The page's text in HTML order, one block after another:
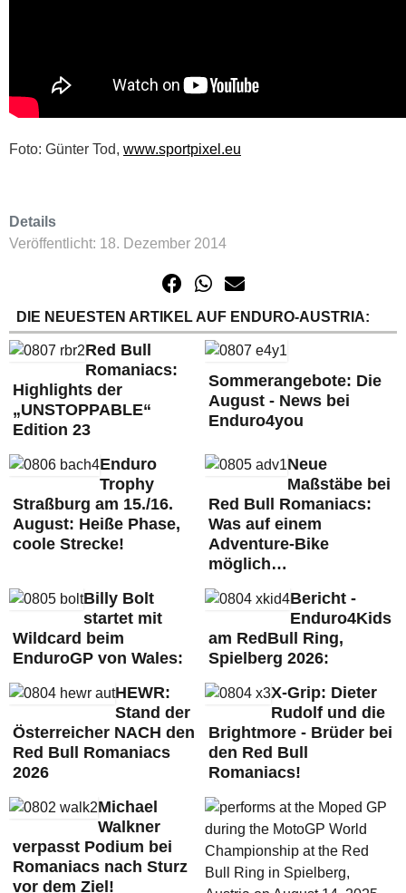
Foto: Günter Tod, www.sportpixel.eu
Details
Veröffentlicht: 18. Dezember 2014
DIE NEUESTEN ARTIKEL AUF ENDURO-AUSTRIA:
Red Bull
Romaniacs:
Highlights der
„UNSTOPPABLE“
Edition 23
Sommerangebote: Die
August - News bei
Enduro4you
Enduro
Trophy
Straßburg am 15./16.
August: Heiße Phase,
coole Strecke!
Neue
Maßstäbe bei
Red Bull Romaniacs:
Was auf einem
Adventure-Bike
möglich…
Billy Bolt
startet mit
Wildcard beim
EnduroGP von Wales:
Bericht -
Enduro4Kids
am RedBull Ring,
Spielberg 2026:
HEWR:
Stand der
Österreicher NACH den
Red Bull Romaniacs
2026
X-Grip: Dieter
Rudolf und die
Brightmore - Brüder bei
den Red Bull
Romaniacs!
Michael
Walkner
verpasst Podium bei
Romaniacs nach Sturz
vor dem Ziel!